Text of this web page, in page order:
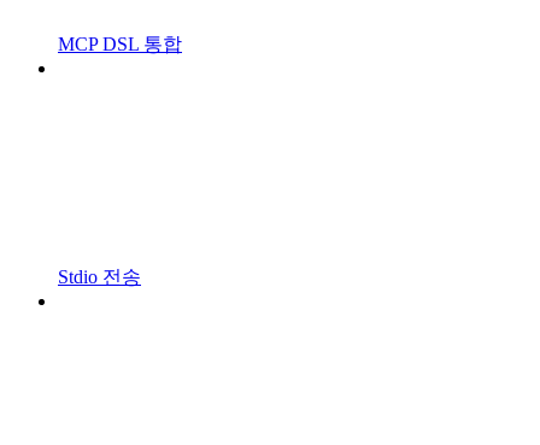
MCP DSL 통합
Stdio 전송